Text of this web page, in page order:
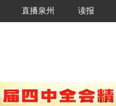
直播泉州 读报